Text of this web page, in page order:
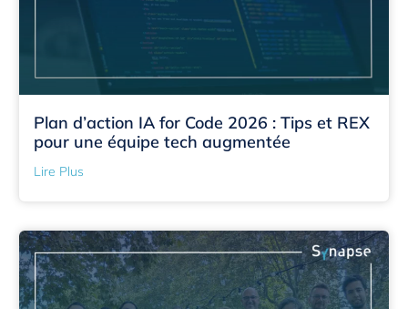
Plan d’action IA for Code 2026 : Tips et REX
pour une équipe tech augmentée
Lire Plus